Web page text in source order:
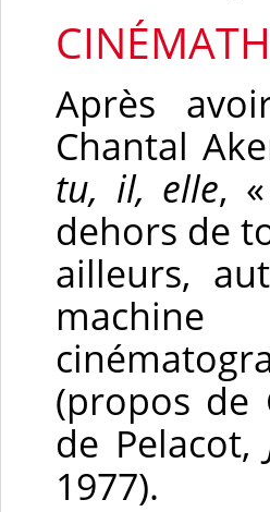
Après
Chantal
tu, il, elle,
dehors de
ailleurs,
(propos de
de Pelacot,
1977).